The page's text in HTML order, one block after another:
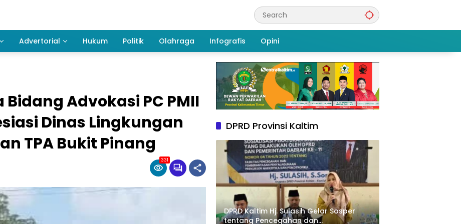
Advertorial Hukum Politik Olahraga Infografis Opini
Advokasi PC PMII
Dinas Lingkungan
TPA Bukit Pinang
331
DPRD Provinsi Kaltim
DPRD Kaltim Hj. Sulasih Gelar Sosper
tentang Pencegahan dan